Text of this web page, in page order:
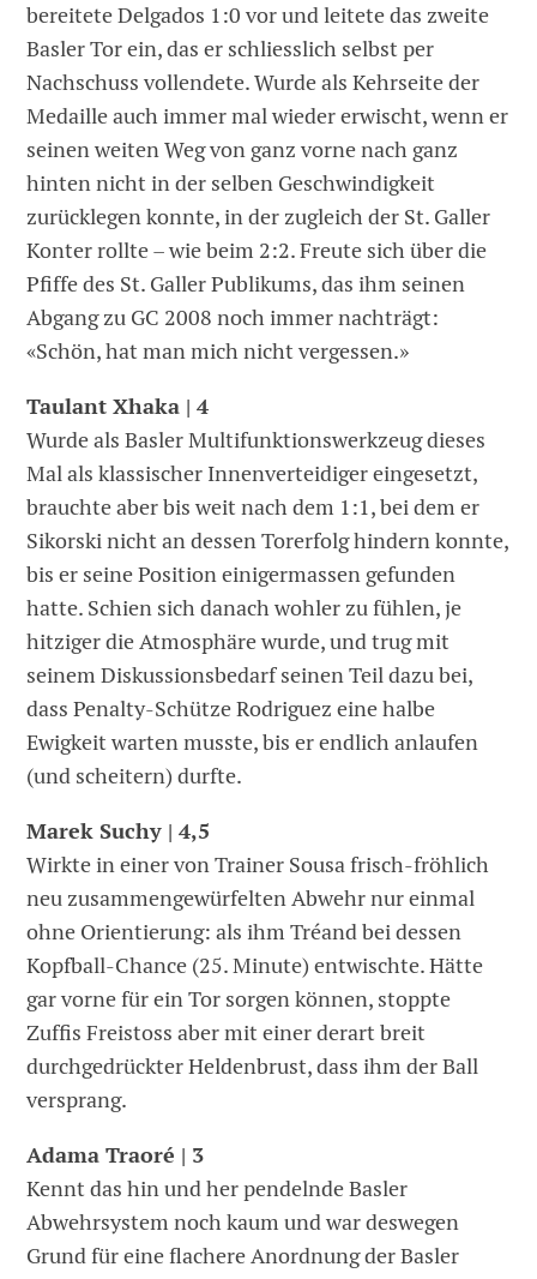
bereitete Delgados 1:0 vor und leitete das zweite
Basler Tor ein, das er schliesslich selbst per
Nachschuss vollendete. Wurde als Kehrseite der
Medaille auch immer mal wieder erwischt, wenn er
seinen weiten Weg von ganz vorne nach ganz
hinten nicht in der selben Geschwindigkeit
zurücklegen konnte, in der zugleich der St. Galler
Konter rollte – wie beim 2:2. Freute sich über die
Pfiffe des St. Galler Publikums, das ihm seinen
Abgang zu GC 2008 noch immer nachträgt:
«Schön, hat man mich nicht vergessen.»
Taulant Xhaka | 4
Wurde als Basler Multifunktionswerkzeug dieses
Mal als klassischer Innenverteidiger eingesetzt,
brauchte aber bis weit nach dem 1:1, bei dem er
Sikorski nicht an dessen Torerfolg hindern konnte,
bis er seine Position einigermassen gefunden
hatte. Schien sich danach wohler zu fühlen, je
hitziger die Atmosphäre wurde, und trug mit
seinem Diskussionsbedarf seinen Teil dazu bei,
dass Penalty-Schütze Rodriguez eine halbe
Ewigkeit warten musste, bis er endlich anlaufen
(und scheitern) durfte.
Marek Suchy | 4,5
Wirkte in einer von Trainer Sousa frisch-fröhlich
neu zusammengewürfelten Abwehr nur einmal
ohne Orientierung: als ihm Tréand bei dessen
Kopfball-Chance (25. Minute) entwischte. Hätte
gar vorne für ein Tor sorgen können, stoppte
Zuffis Freistoss aber mit einer derart breit
durchgedrückter Heldenbrust, dass ihm der Ball
versprang.
Adama Traoré | 3
Kennt das hin und her pendelnde Basler
Abwehrsystem noch kaum und war deswegen
Grund für eine flachere Anordnung der Basler